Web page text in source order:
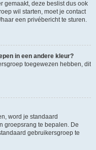
gemaakt, deze beslist dus ook
wil starten, moet je contact
een privébericht te sturen.
in een andere kleur?
toegewezen hebben, dit
word je standaard
groepsrang te bepalen. De
gebruikersgroep te